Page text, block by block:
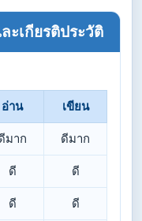
ะเกียรติประวัติ
อ่าน เขียน
มาก ดีมาก
ดี ดี
ดี ดี